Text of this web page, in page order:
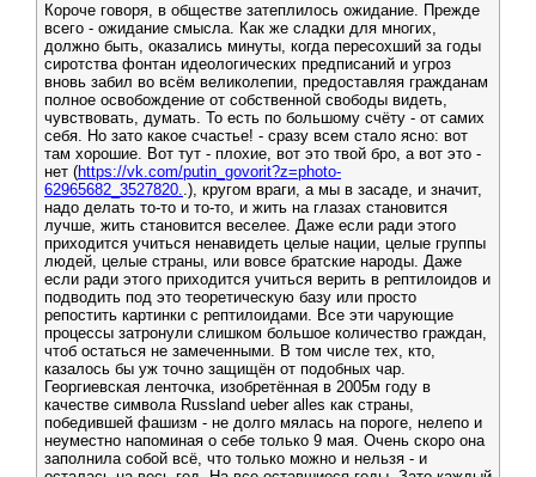
Короче говоря, в обществе затеплилось ожидание. Прежде
всего - ожидание смысла. Как же сладки для многих,
должно быть, оказались минуты, когда пересохший за годы
сиротства фонтан идеологических предписаний и угроз
вновь забил во всём великолепии, предоставляя гражданам
полное освобождение от собственной свободы видеть,
чувствовать, думать. То есть по большому счёту - от самих
себя. Но зато какое счастье! - сразу всем стало ясно: вот
там хорошие. Вот тут - плохие, вот это твой бро, а вот это -
нет (https://vk.com/putin_govorit?z=photo-
62965682_3527820..), кругом враги, а мы в засаде, и значит,
надо делать то-то и то-то, и жить на глазах становится
лучше, жить становится веселее. Даже если ради этого
приходится учиться ненавидеть целые нации, целые группы
людей, целые страны, или вовсе братские народы. Даже
если ради этого приходится учиться верить в рептилоидов и
подводить под это теоретическую базу или просто
репостить картинки с рептилоидами. Все эти чарующие
процессы затронули слишком большое количество граждан,
чтоб остаться не замеченными. В том числе тех, кто,
казалось бы уж точно защищён от подобных чар.
Георгиевская ленточка, изобретённая в 2005м году в
качестве символа Russland ueber alles как страны,
победившей фашизм - не долго мялась на пороге, нелепо и
неуместно напоминая о себе только 9 мая. Очень скоро она
заполнила собой всё, что только можно и нельзя - и